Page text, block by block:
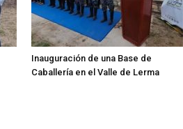
Inauguración de una Base de
Caballería en el Valle de Lerma